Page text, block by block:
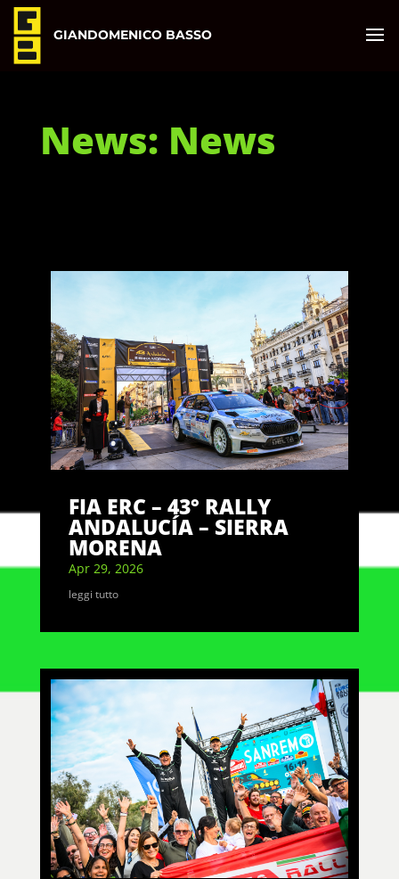
GIANDOMENICO BASSO
News: News
FIA ERC – 43° RALLY
ANDALUCÍA – SIERRA
MORENA
Apr 29, 2026
leggi tutto